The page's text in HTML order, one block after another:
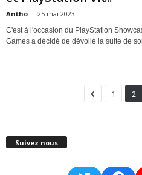
Antho - 25 mai 2023
C'est à l'occasion du PlayStation
Games a décidé de dévoilé la suite de
1 2
Suivez nous